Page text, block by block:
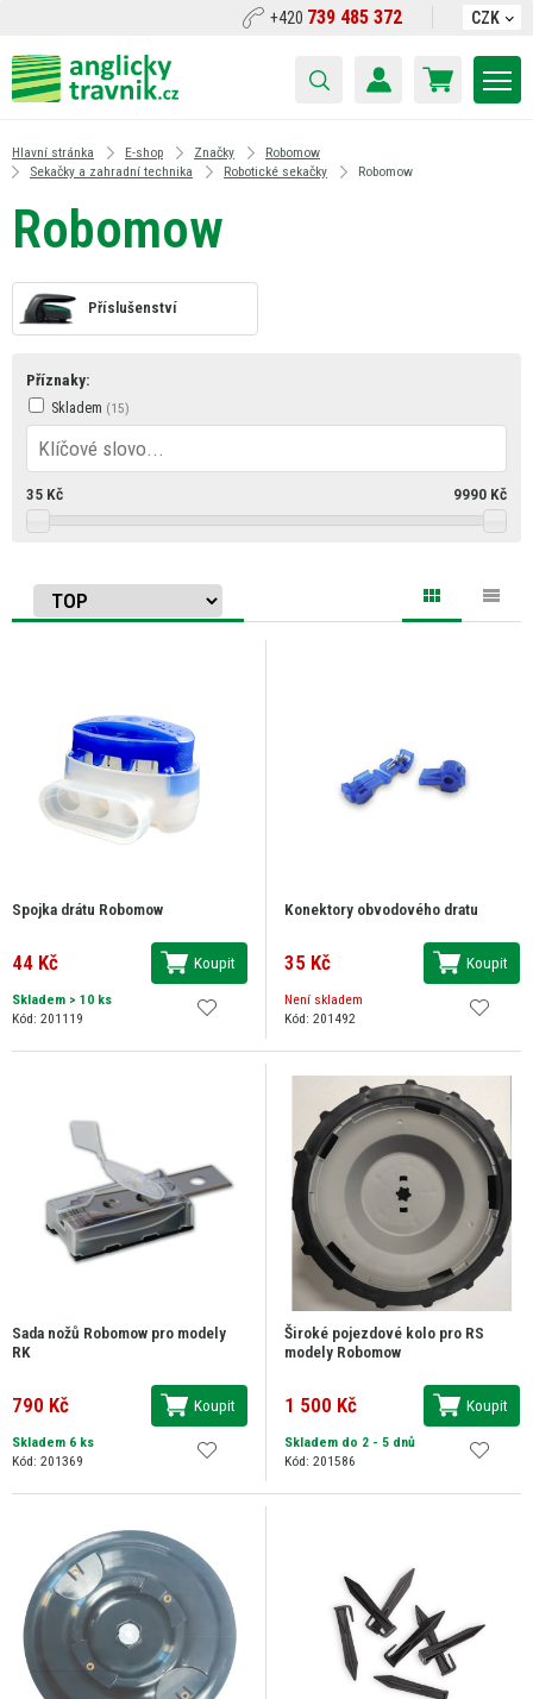
+420 739 485 372 CZK
Hlavní stránka E-shop Značky
Robomow
Sekačky a zahradní technika
Robotické sekačky Robomow
Robomow
Příslušenství
Příznaky:
Skladem
35Kč 9990 Kč
Spojka drátu Robomow
44 Kč Koupit
Skladem > 10 ks
Kód: 201119
Konektory obvodového dratu
35 Kč Koupit
Není skladem
Kód: 201492
Sada nožů Robomow pro modely
RK
790 Kč Koupit
Skladem 6 ks
Kód: 201369
Široké pojezdové kolo pro RS
modely Robomow
1 500 Kč Koupit
Skladem do 2 - 5 dnů
Kód: 201586